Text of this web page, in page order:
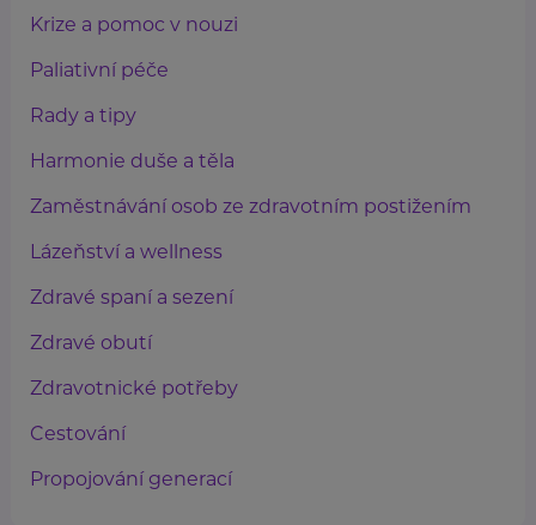
Krize a pomoc v nouzi
Paliativní péče
Rady a tipy
Harmonie duše a těla
Zaměstnávání osob ze zdravotním postižením
Lázeňství a wellness
Zdravé spaní a sezení
Zdravé obutí
Zdravotnické potřeby
Cestování
Propojování generací